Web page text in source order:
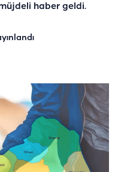
müjdeli haber geldi.